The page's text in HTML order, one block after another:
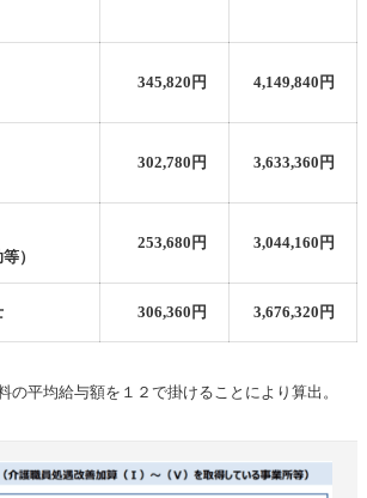
345,820円 4,149,840円
302,780円 3,633,360‬円
）
253,680円 3,044,160‬円
306,360円 3,676,320‬円
平均給与額を１２で掛けることにより算出。